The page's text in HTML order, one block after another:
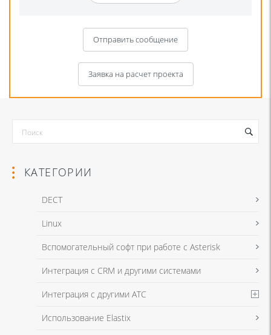
Отправить сообщение
Я даю согласие на обработку моих персональных данных для связи
в соответствии с Политикой в отношении обработки персональных
Заявка на расчет проекта
Я даю согласие на обработку моих персональных данных для связи
в соответствии с Политикой в отношении обработки персональных
КАТЕГОРИИ
DECT
Linux
Вспомогательный софт при работе с Asterisk
Интеграция с CRM и другими системами
Интеграция с другими АТС
Использование Elastix